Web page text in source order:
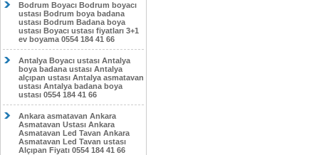
Bodrum Boyacı Bodrum boyacı
ustası Bodrum boya badana
ustası Bodrum Badana boya
ustası Boyacı ustası fiyatları 3+1
ev boyama 0554 184 41 66
Antalya Boyacı ustası Antalya
boya badana ustası Antalya
alçıpan ustası Antalya asmatavan
ustası Antalya badana boya
ustası 0554 184 41 66
Ankara asmatavan Ankara
Asmatavan Ustası Ankara
Asmatavan Led Tavan Ankara
Asmatavan Led Tavan ustası
Alçıpan Fiyatı 0554 184 41 66